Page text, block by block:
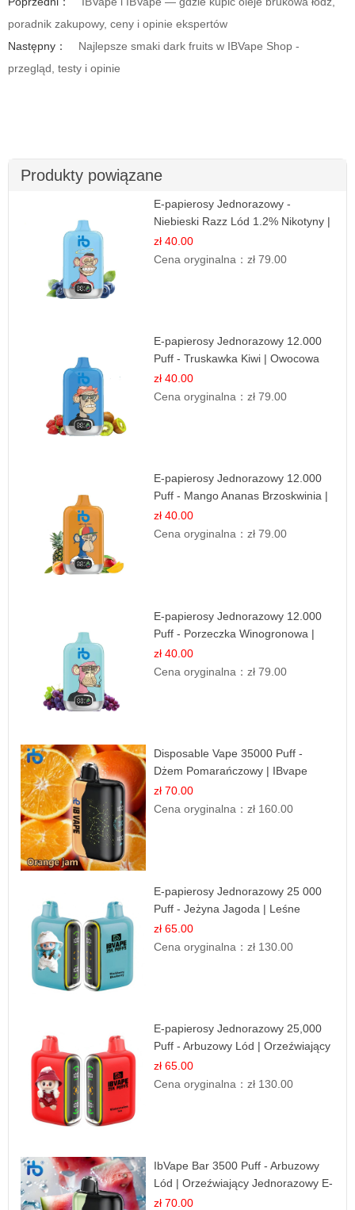
poradnik zakupowy, ceny i opinie ekspertów
Następny：
Najlepsze smaki dark fruits w IBVape Shop -
przegląd, testy i opinie
Produkty powiązane
E-papierosy Jednorazowy -
Niebieski Razz Lód 1.2% Nikotyny |
Mocne Doznania
zł 40.00
Cena oryginalna：zł 79.00
E-papierosy Jednorazowy 12.000
Puff - Truskawka Kiwi | Owocowa
Równowaga
zł 40.00
Cena oryginalna：zł 79.00
E-papierosy Jednorazowy 12.000
Puff - Mango Ananas Brzoskwinia |
Tropikalna Mieszanka
zł 40.00
Cena oryginalna：zł 79.00
E-papierosy Jednorazowy 12.000
Puff - Porzeczka Winogronowa |
Owocowa Moc
zł 40.00
Cena oryginalna：zł 79.00
Disposable Vape 35000 Puff -
Dżem Pomarańczowy | IBvape
zł 70.00
Cena oryginalna：zł 160.00
E-papierosy Jednorazowy 25 000
Puff - Jeżyna Jagoda | Leśne
Owoce
zł 65.00
Cena oryginalna：zł 130.00
E-papierosy Jednorazowy 25,000
Puff - Arbuzowy Lód | Orzeźwiający
Smak
zł 65.00
Cena oryginalna：zł 130.00
IbVape Bar 3500 Puff - Arbuzowy
Lód | Orzeźwiający Jednorazowy E-
papieros
zł 70.00